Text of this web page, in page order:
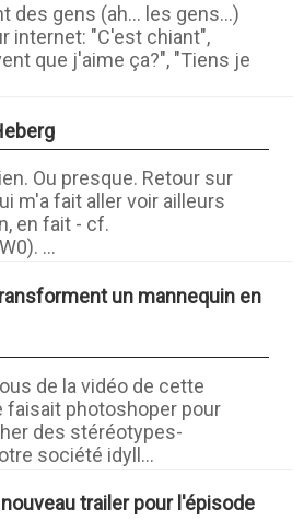
des gens (ah... les gens...)
internet: "C'est chiant",
que j'aime ça?", "Tiens je
Ou presque. Retour sur
m'a fait aller voir ailleurs
en fait - cf.
...
un mannequin en
de la vidéo de cette
faisait photoshoper pour
des stéréotypes-
société idyll...
trailer pour l'épisode